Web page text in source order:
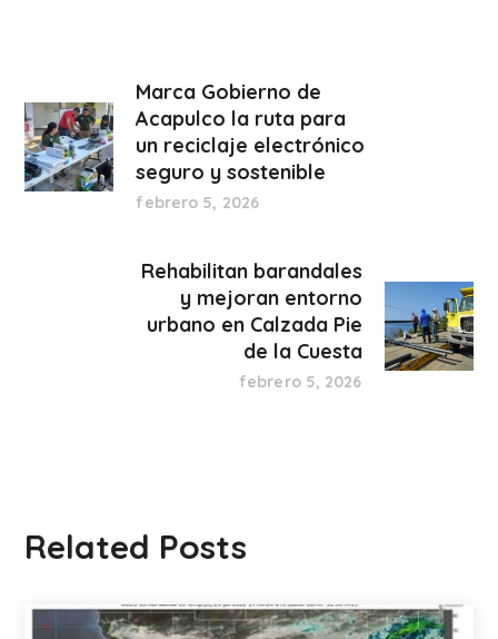
Marca Gobierno de
Acapulco la ruta para
un reciclaje electrónico
seguro y sostenible
febrero 5, 2026
Rehabilitan barandales
y mejoran entorno
urbano en Calzada Pie
de la Cuesta
febrero 5, 2026
Related Posts